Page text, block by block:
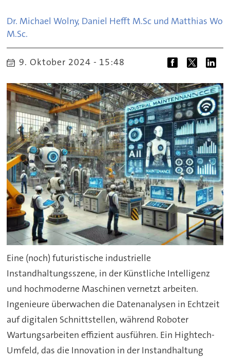
Dr. Michael Wolny, Daniel Hefft M.Sc und Matthias
M.Sc.
9. Oktober 2024 - 15:48
Eine (noch) futuristische industrielle
Instandhaltungsszene, in der Künstliche Intelligenz
und hochmoderne Maschinen vernetzt arbeiten.
Ingenieure überwachen die Datenanalysen in Echtzeit
auf digitalen Schnittstellen, während Roboter
Wartungsarbeiten effizient ausführen. Ein Hightech-
Umfeld, das die Innovation in der Instandhaltung